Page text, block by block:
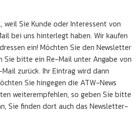
weil Sie Kunde oder Interessent von
bei uns hinterlegt haben. Wir kaufen
ein! Möchten Sie den Newsletter
Sie bitte ein Re-Mail unter Angabe von
zurück. Ihr Eintrag wird dann
Sie hingegen die ATW-News
weiterempfehlen, so geben Sie bitte
Sie finden dort auch das Newsletter-